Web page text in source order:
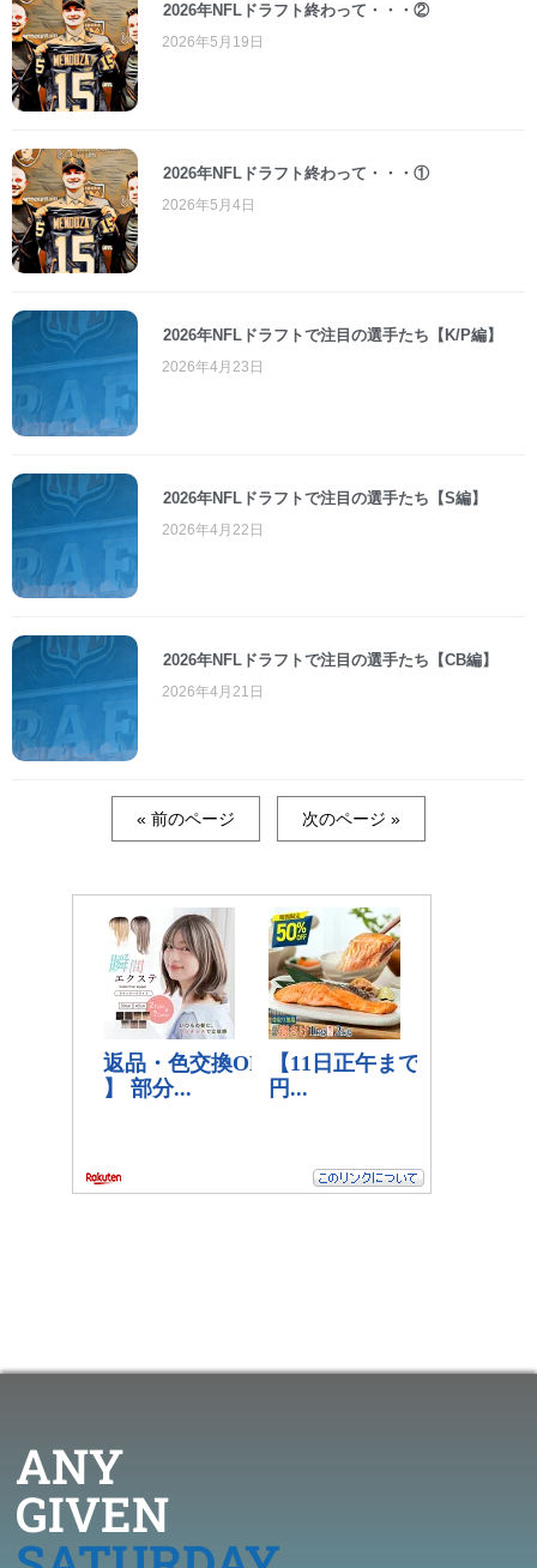
2026年NFLドラフト終わって・・・②
2026年5月19日
2026年NFLドラフト終わって・・・①
2026年5月4日
2026年NFLドラフトで注目の選手たち【K/P編】
2026年4月23日
2026年NFLドラフトで注目の選手たち【S編】
2026年4月22日
2026年NFLドラフトで注目の選手たち【CB編】
2026年4月21日
« 前のページ 次のページ »
ANY
GIVEN